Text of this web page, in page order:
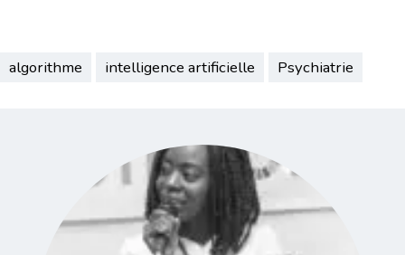
algorithme intelligence artificielle Psychiatrie